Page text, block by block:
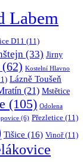
Labem
D11 (11)
(33) Jirny
(62) Kostelní Hlavno
Lázně Toušeň
(21) Mstětice
(105) Odolena
(6) Přezletice (11)
Tišice (16) Vinoř(11)